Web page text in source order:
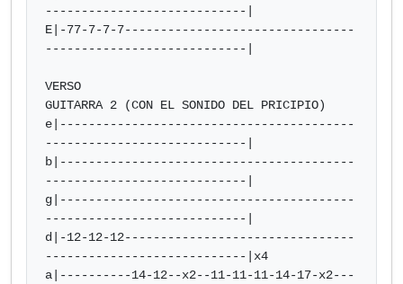
----------------------------|
E|-77-7-7-7--------------------------------
----------------------------|
VERSO
GUITARRA 2 (CON EL SONIDO DEL PRICIPIO)
e|-----------------------------------------
----------------------------|
b|-----------------------------------------
----------------------------|
g|-----------------------------------------
----------------------------|
d|-12-12-12--------------------------------
----------------------------|x4
a|----------14-12--x2--11-11-11-14-17-x2---